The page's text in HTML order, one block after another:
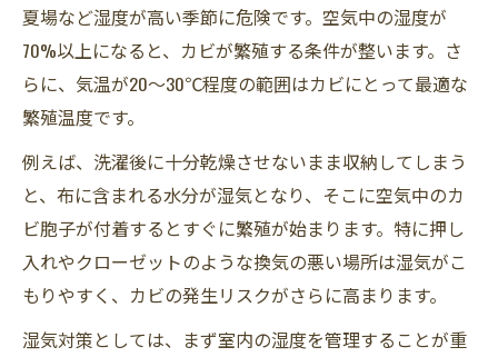
夏場など湿度が高い季節に危険です。空気中の湿度が
70%以上になると、カビが繁殖する条件が整います。さ
らに、気温が20～30℃程度の範囲はカビにとって最適な
繁殖温度です。
例えば、洗濯後に十分乾燥させないまま収納してしまう
と、布に含まれる水分が湿気となり、そこに空気中のカ
ビ胞子が付着するとすぐに繁殖が始まります。特に押し
入れやクローゼットのような換気の悪い場所は湿気がこ
もりやすく、カビの発生リスクがさらに高まります。
湿気対策としては、まず室内の湿度を管理することが重